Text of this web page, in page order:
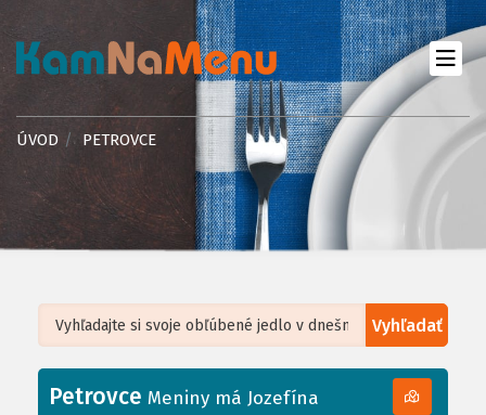
ÚVOD PETROVCE
Vyhľadať
+
Leaflet| ©OpenStreetMap, Tiles courtesy ofHumanitarian OpenStreetMap
Petrovce Meniny má Jozefína